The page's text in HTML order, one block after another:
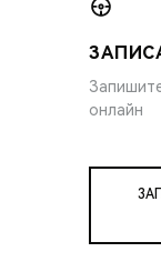
онлайн